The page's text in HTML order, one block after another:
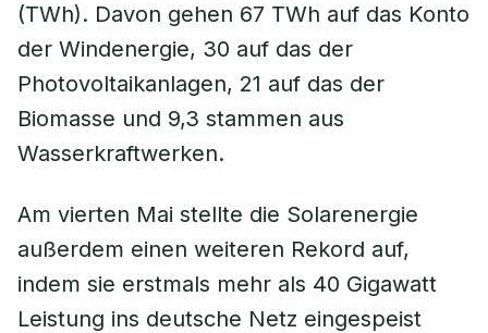
(TWh). Davon gehen 67 TWh auf das Konto
der Windenergie, 30 auf das der
Photovoltaikanlagen, 21 auf das der
Biomasse und 9,3 stammen aus
Wasserkraftwerken.
Am vierten Mai stellte die Solarenergie
außerdem einen weiteren Rekord auf,
indem sie erstmals mehr als 40 Gigawatt
Leistung ins deutsche Netz eingespeist